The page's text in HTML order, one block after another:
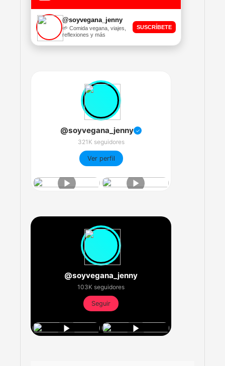
@soyvegana_jenny
🌱 Comida vegana, viajes,
reflexiones y más
SUSCRÍBETE
@soyvegana_jenny ✓
321K seguidores
Ver perfil
@soyvegana_jenny
103K seguidores
Seguir